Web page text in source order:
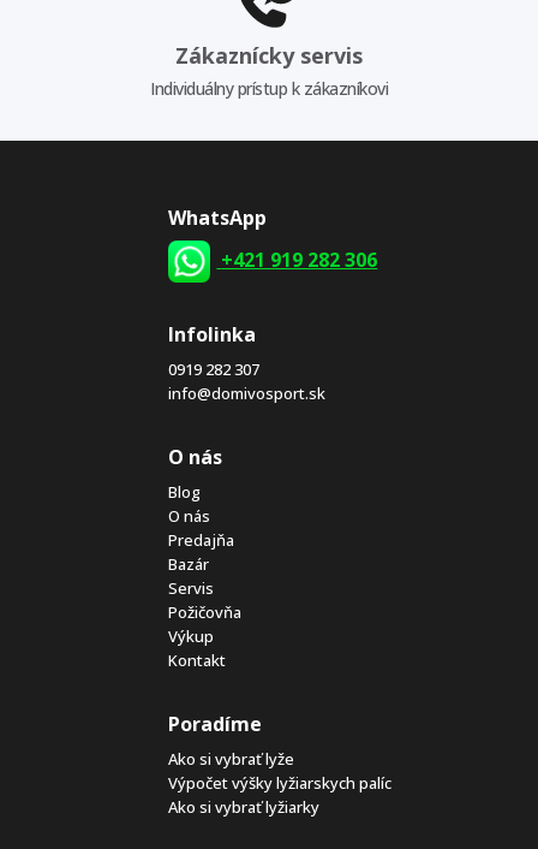
Zákaznícky servis
Individuálny prístup k zákazníkovi
WhatsApp
+421 919 282 306
Infolinka
0919 282 307
info@domivosport.sk
O nás
Blog
O nás
Predajňa
Bazár
Servis
Požičovňa
Výkup
Kontakt
Poradíme
Ako si vybrať lyže
Výpočet výšky lyžiarskych palíc
Ako si vybrať lyžiarky